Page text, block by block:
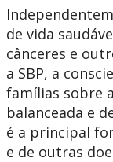
de vida
cânceres e
a SBP, a
famílias sobre
balanceada e
é a principal
e de outras